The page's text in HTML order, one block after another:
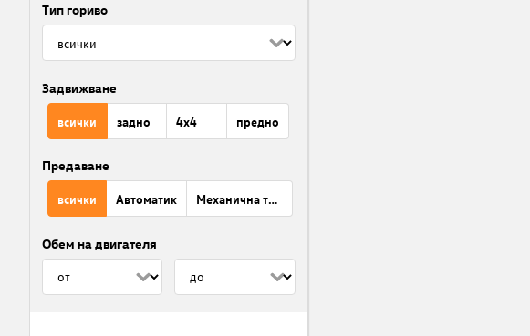
Тип гориво
Задвижване
всички задно 4x4 предно
Предаване
всички Автоматик Механична трансмисия
Обем на двигателя